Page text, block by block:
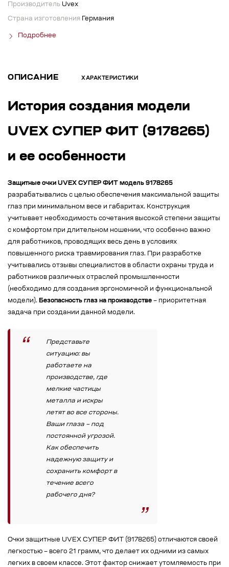
Производитель Uvex
Страна изготовления Германия
Подробнее
ОПИСАНИЕ ХАРАКТЕРИСТИКИ
История создания модели
UVEX СУПЕР ФИТ (9178265)
и ее особенности
Защитные очки UVEX СУПЕР ФИТ модель 9178265
разрабатывались с целью обеспечения максимальной защиты
глаз при минимальном весе и габаритах. Конструкция
учитывает необходимость сочетания высокой степени защиты
с комфортом при длительном ношении, что особенно важно
для работников, проводящих весь день в условиях
повышенного риска травмирования глаз. При разработке
учитывались отзывы специалистов в области охраны труда и
работников различных отраслей промышленности
(необходимо для создания эргономичной и функциональной
модели). Безопасность глаз на производстве – приоритетная
задача при создании данной модели.
Представьте
ситуацию: вы
работаете на
производстве, где
мелкие частицы
металла и искры
летят во все стороны.
Ваши глаза – под
постоянной угрозой.
Как обеспечить
надежную защиту и
сохранить комфорт в
течение всего
рабочего дня?
Очки защитные UVEX СУПЕР ФИТ (9178265) отличаются своей
легкостью – всего 21 грамм, что делает их одними из самых
легких в своем классе. Этот фактор снижает утомляемость при